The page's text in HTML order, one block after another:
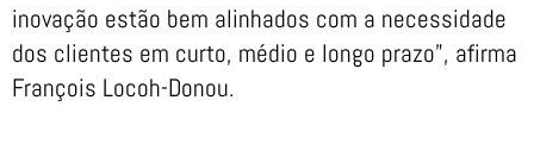
inovação estão bem alinhados com a necessidade
dos clientes em curto, médio e longo prazo”, afirma
François Locoh-Donou.